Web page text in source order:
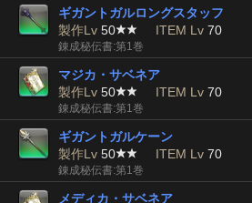
ギガントガルロングスタッフ
製作Lv 50 ITEM Lv 70
錬成秘伝書:第1巻
マジカ・サベネア
製作Lv 50 ITEM Lv 70
錬成秘伝書:第1巻
ギガントガルケーン
製作Lv 50 ITEM Lv 70
錬成秘伝書:第1巻
メディカ・サベネア